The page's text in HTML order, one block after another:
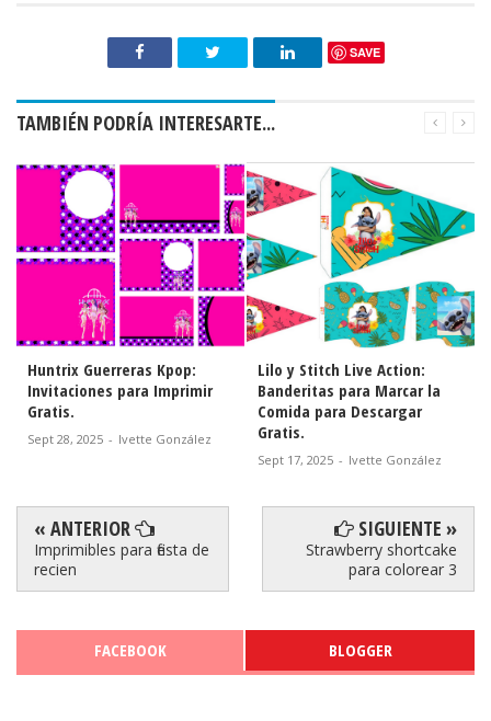
SAVE
TAMBIÉN PODRÍA INTERESARTE...
Huntrix Guerreras Kpop:
Invitaciones para Imprimir
Gratis.
Sept 28, 2025 - Ivette González
Lilo y Stitch Live Action:
Banderitas para Marcar la
Comida para Descargar
Gratis.
Sept 17, 2025 - Ivette González
« ANTERIOR
Imprimibles para fiesta de
recien
SIGUIENTE »
Strawberry shortcake
para colorear 3
FACEBOOK BLOGGER